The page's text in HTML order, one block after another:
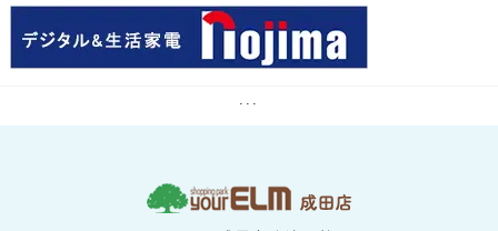
room＆room
2階 [ 生活雑貨 ]
カインズユアエルム成田店
マクドナルド
B1 [ 長崎ちゃんぽん ]
リンガーハット
カーブス
3階 [ 子供英会話スクール ]
セイハ英語学院
B1 [ 生花 ]
はなくらぶ美美
3階 [ アミューズメントパーク ]
[ リラクゼーション ]
...